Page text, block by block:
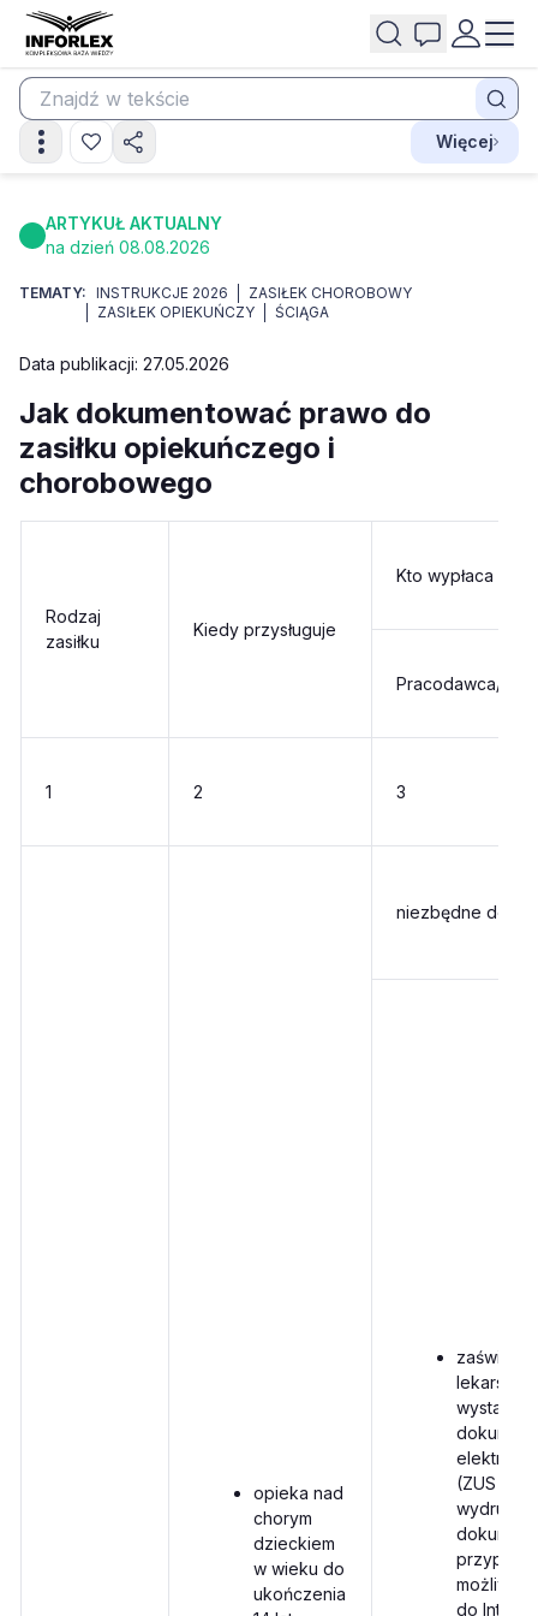
Więcej
ARTYKUŁ AKTUALNY
na dzień 08.08.2026
TEMATY: INSTRUKCJE 2026
ZASIŁEK CHOROBOWY
ZASIŁEK OPIEKUŃCZY
ŚCIĄGA
Data publikacji: 27.05.2026
Jak dokumentować prawo do
zasiłku opiekuńczego i
chorobowego
Rodzaj
zasiłku
Kiedy przysługuje
Kto wypłaca
Pracodawca/
1 2 3
opieka nad
chorym
dzieckiem
w wieku do
ukończenia
niezbędne
lekarskie
(ZUS e-
wydruku
do